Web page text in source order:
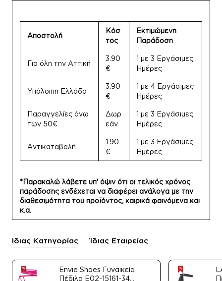
Αποστολή
Κόσ
τος
Εκτιμώμενη
Παράδοση
Για όλη την Αττική
3.90
€
1 με 3 Εργάσιμες
Ημέρες
Υπόλοιπη Ελλάδα
3.90
€
1 με 4 Εργάσιμες
Ημέρες
Παραγγελίες άνω
των 50€
Δωρ
εάν
1 με 3 Εργάσιμες
Ημέρες
Αντικαταβολή
1.90
€
1 με 3 Εργάσιμες
Ημέρες
*Παρακαλώ λάβετε υπ' όψιν ότι οι τελικός χρόνος
παράδοσης ενδέχεται να διαφέρει ανάλογα με την
διαθεσιμότητα του προϊόντος, καιρικά φαινόμενα και
κ.α.
Ίδιας Κατηγορίας Ίδιας Εταιρείας
Envie Shoes Γυναικεία
Πέδιλα E02-15161-34